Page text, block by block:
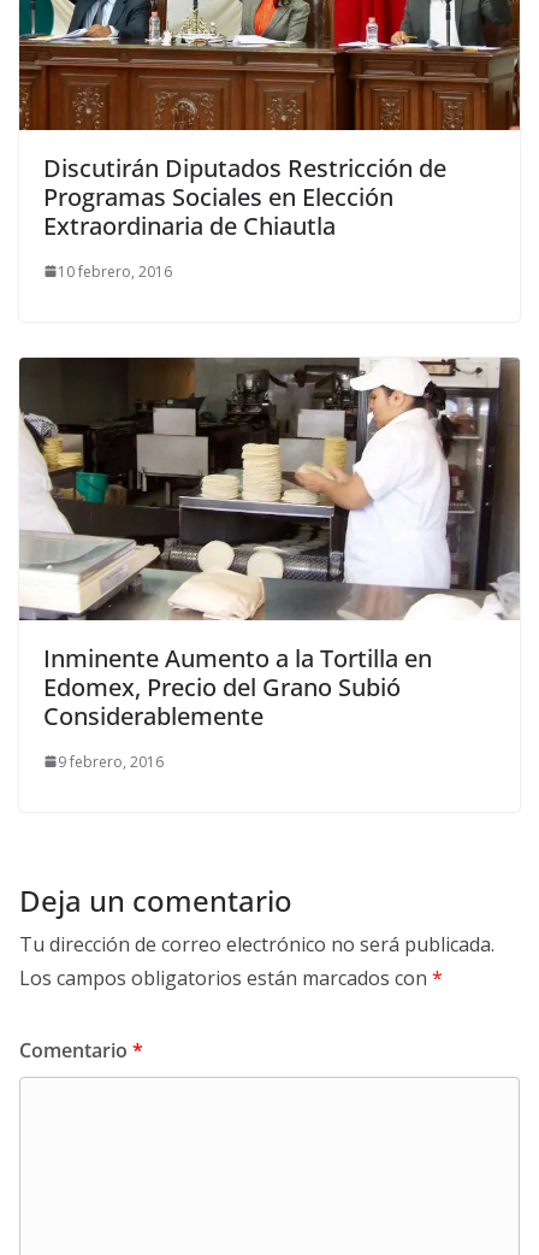
Discutirán Diputados Restricción de
Programas Sociales en Elección
Extraordinaria de Chiautla
10 febrero, 2016
Inminente Aumento a la Tortilla en
Edomex, Precio del Grano Subió
Considerablemente
9 febrero, 2016
Deja un comentario
Tu dirección de correo electrónico no será publicada.
Los campos obligatorios están marcados con *
Comentario *